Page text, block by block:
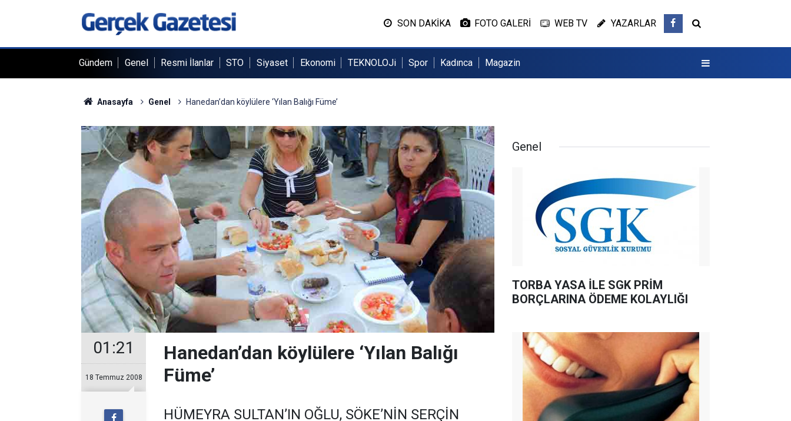
SON DAKİKA FOTO GALERİ WEB TV YAZARLAR
Gündem Genel Resmi İlanlar STO Siyaset Ekonomi TEKNOLOJi Spor Kadınca Magazin
Anasayfa Genel Hanedan’dan köylülere ‘Yılan Balığı Füme’
01:21
18 Temmuz 2008
Hanedan’dan köylülere ‘Yılan Balığı
Füme’
HÜMEYRA SULTAN’IN OĞLU, SÖKE’NİN SERÇİN
Genel
TORBA YASA İLE SGK PRİM
BORÇLARINA ÖDEME KOLAYLIĞI